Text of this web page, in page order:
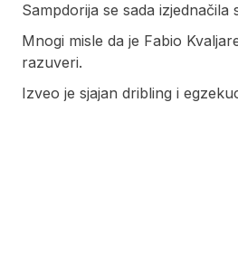
Sampdorija se sada
Mnogi misle da je Fabio
razuveri.
Izveo je sjajan dribling i